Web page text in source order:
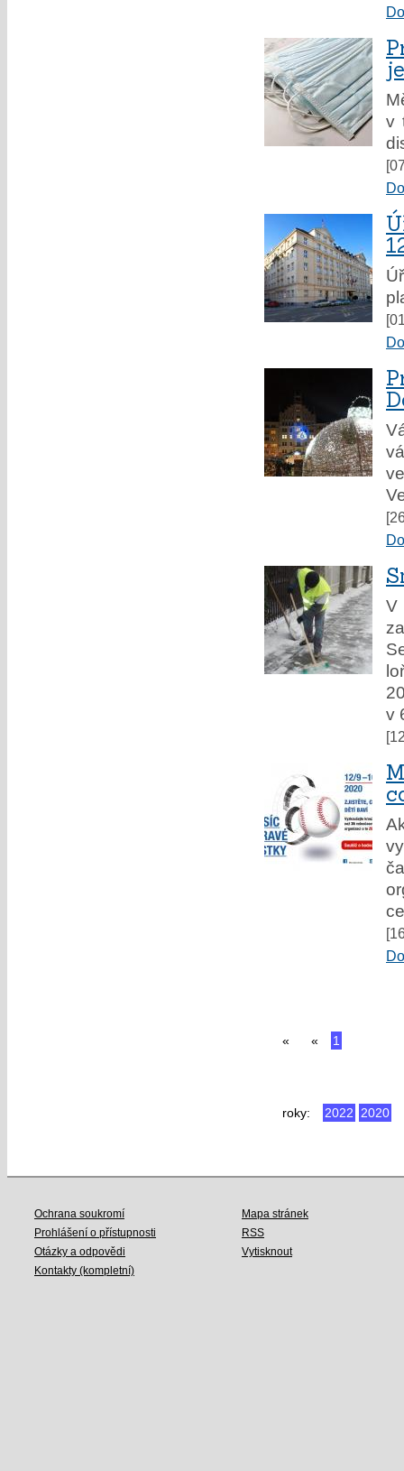
v
V
v
« « 1
roky: 2022 2020
Ochrana soukromí
Prohlášení o přístupnosti
Otázky a odpovědi
Kontakty (kompletní)
Mapa stránek
RSS
Vytisknout